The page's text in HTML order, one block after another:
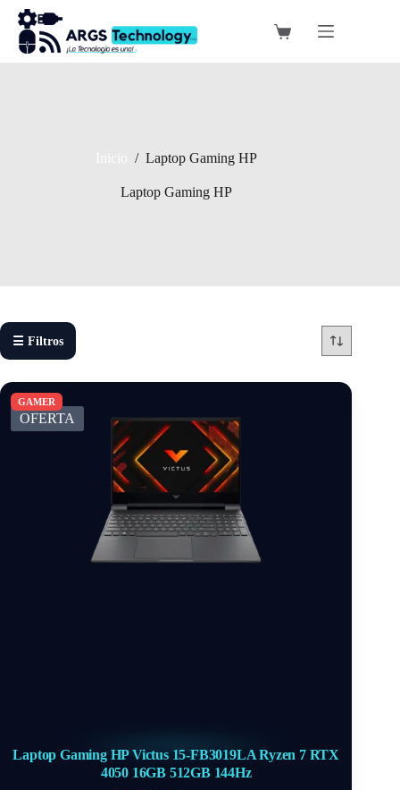
Saltar
contenido
Carro
/ Laptop Gaming HP
Laptop Gaming HP
☰ Filtros
OFERTA
Laptop Gaming HP Victus 15-FB3019LA Ryzen 7 RTX
4050 16GB 512GB 144Hz